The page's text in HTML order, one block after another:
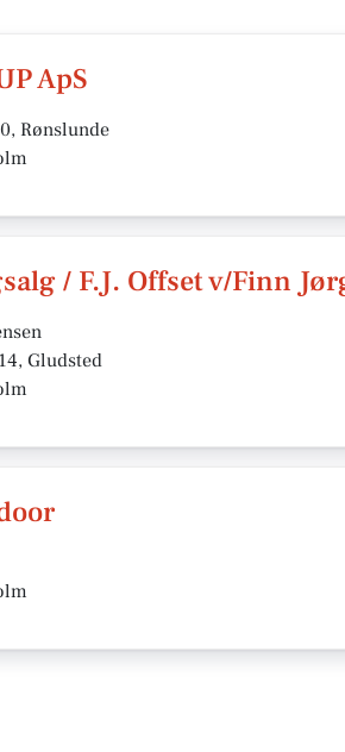
ApS
Rønslunde
/ F.J. Offset v/Finn
Gludsted